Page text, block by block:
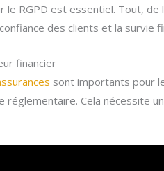
RGPD est essentiel. Tout,
des clients et la survie
financier
sont importants pour
Cela nécessite